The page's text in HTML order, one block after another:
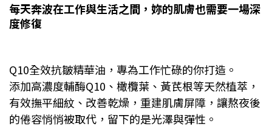
每天奔波在工作與生活之間，妳的肌膚也需要一場深
度修復
Q10全效抗皺精華油，專為工作忙碌的你打造。
添加高濃度輔酶Q10、橄欖葉、黃芪根等天然植萃，
有效撫平細紋、改善乾燥，重建肌膚屏障，讓熬夜後
的倦容悄悄被取代，留下的是光澤與彈性。